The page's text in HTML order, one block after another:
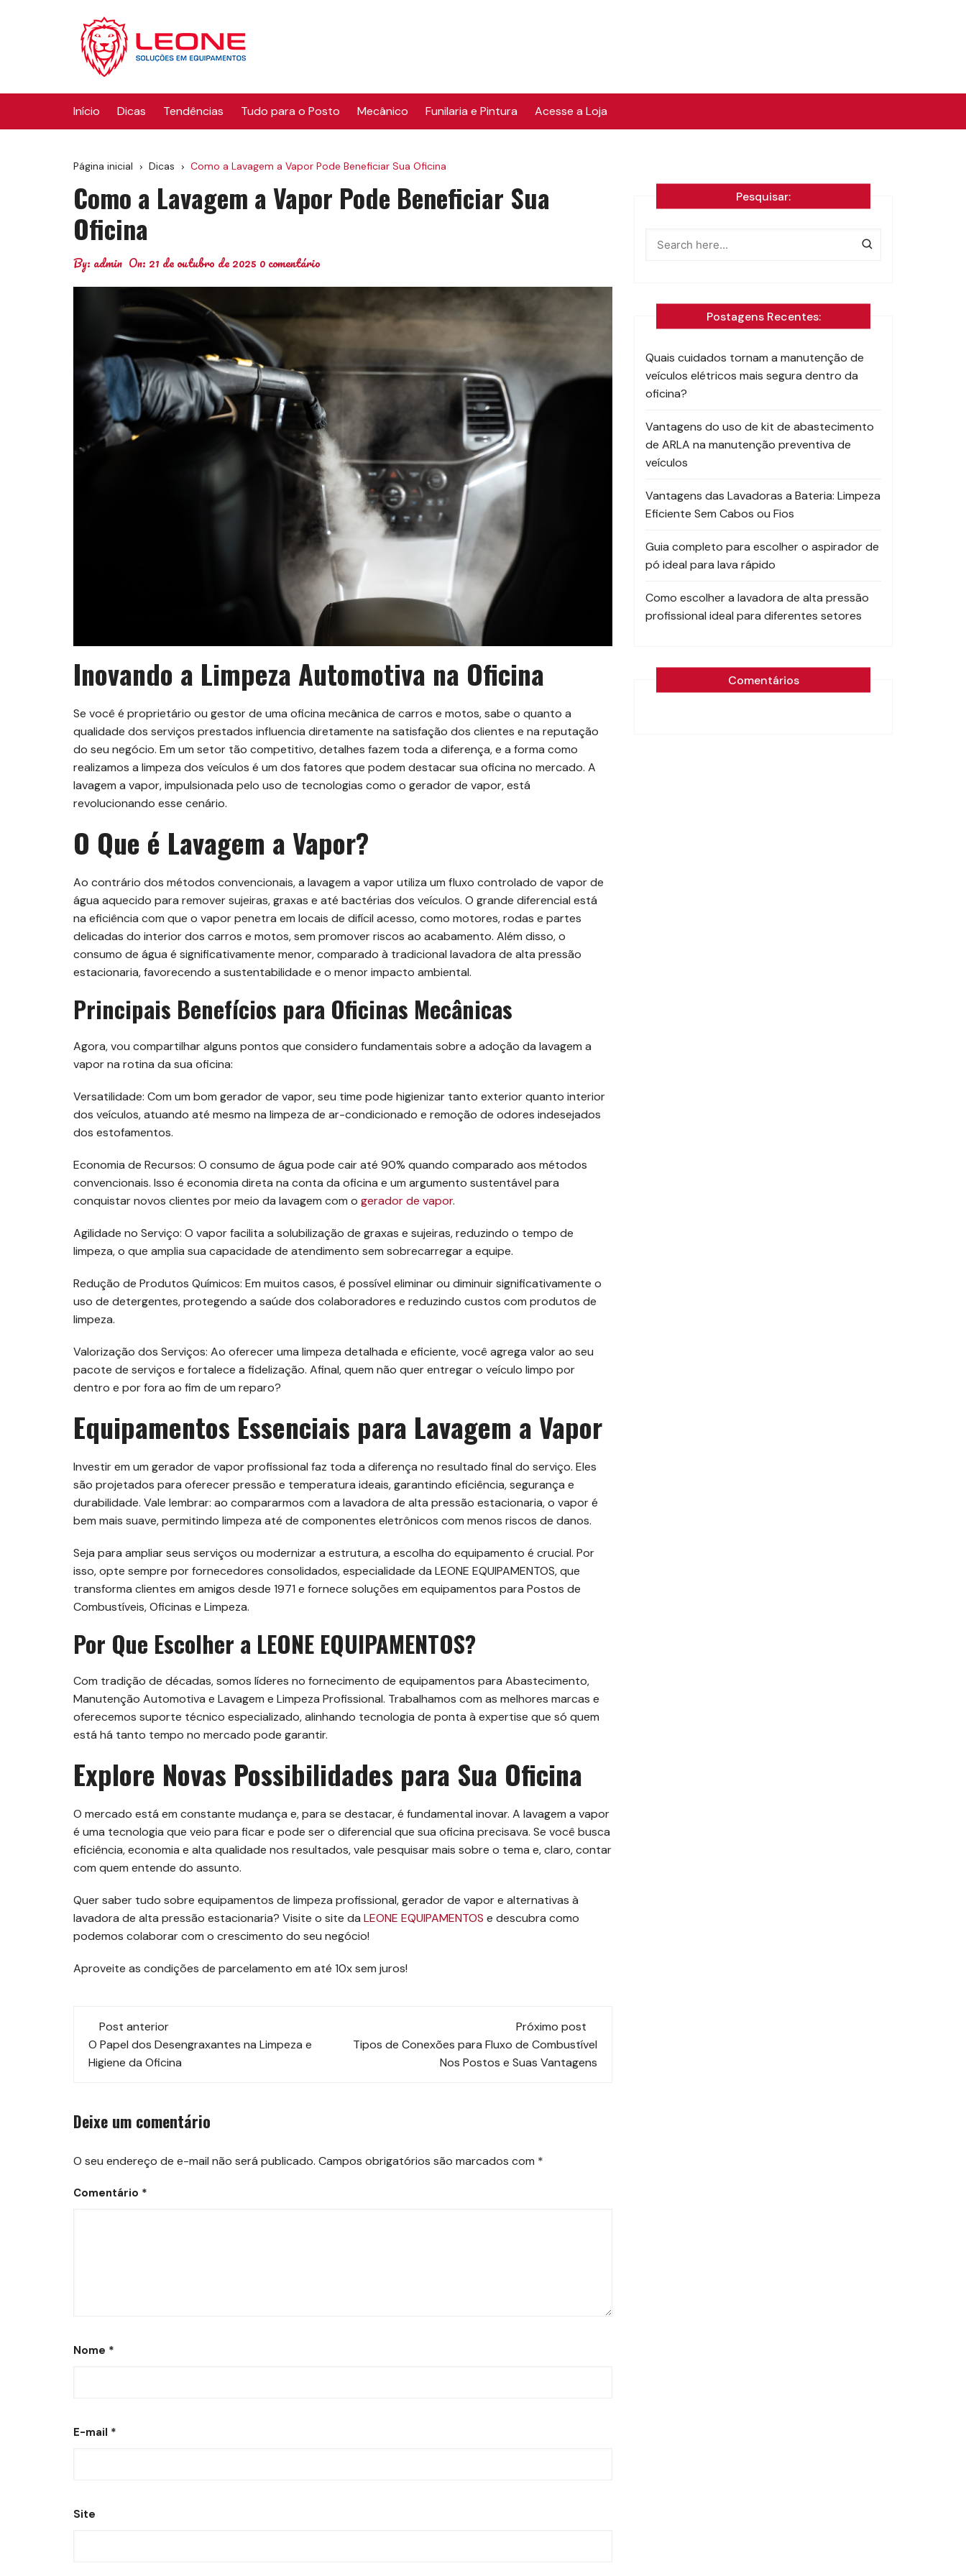
Início Dicas Tendências Tudo para o Posto Mecânico Funilaria e Pintura Acesse a Loja
Página inicial Dicas Como a Lavagem a Vapor Pode Beneficiar Sua Oficina
Como a Lavagem a Vapor Pode Beneficiar Sua
Oficina
By: admin On: 21 de outubro de 2025 0 comentário
Inovando a Limpeza Automotiva na Oficina
Se você é proprietário ou gestor de uma oficina mecânica de carros e motos, sabe o quanto a
qualidade dos serviços prestados influencia diretamente na satisfação dos clientes e na reputação
do seu negócio. Em um setor tão competitivo, detalhes fazem toda a diferença, e a forma como
realizamos a limpeza dos veículos é um dos fatores que podem destacar sua oficina no mercado. A
lavagem a vapor, impulsionada pelo uso de tecnologias como o gerador de vapor, está
revolucionando esse cenário.
O Que é Lavagem a Vapor?
Ao contrário dos métodos convencionais, a lavagem a vapor utiliza um fluxo controlado de vapor de
água aquecido para remover sujeiras, graxas e até bactérias dos veículos. O grande diferencial está
na eficiência com que o vapor penetra em locais de difícil acesso, como motores, rodas e partes
delicadas do interior dos carros e motos, sem promover riscos ao acabamento. Além disso, o
consumo de água é significativamente menor, comparado à tradicional lavadora de alta pressão
estacionaria, favorecendo a sustentabilidade e o menor impacto ambiental.
Principais Benefícios para Oficinas Mecânicas
Agora, vou compartilhar alguns pontos que considero fundamentais sobre a adoção da lavagem a
vapor na rotina da sua oficina:
Versatilidade: Com um bom gerador de vapor, seu time pode higienizar tanto exterior quanto interior
dos veículos, atuando até mesmo na limpeza de ar-condicionado e remoção de odores indesejados
dos estofamentos.
Economia de Recursos: O consumo de água pode cair até 90% quando comparado aos métodos
convencionais. Isso é economia direta na conta da oficina e um argumento sustentável para
conquistar novos clientes por meio da lavagem com o gerador de vapor.
Agilidade no Serviço: O vapor facilita a solubilização de graxas e sujeiras, reduzindo o tempo de
limpeza, o que amplia sua capacidade de atendimento sem sobrecarregar a equipe.
Redução de Produtos Químicos: Em muitos casos, é possível eliminar ou diminuir significativamente o
uso de detergentes, protegendo a saúde dos colaboradores e reduzindo custos com produtos de
limpeza.
Valorização dos Serviços: Ao oferecer uma limpeza detalhada e eficiente, você agrega valor ao seu
pacote de serviços e fortalece a fidelização. Afinal, quem não quer entregar o veículo limpo por
dentro e por fora ao fim de um reparo?
Equipamentos Essenciais para Lavagem a Vapor
Investir em um gerador de vapor profissional faz toda a diferença no resultado final do serviço. Eles
são projetados para oferecer pressão e temperatura ideais, garantindo eficiência, segurança e
durabilidade. Vale lembrar: ao compararmos com a lavadora de alta pressão estacionaria, o vapor é
bem mais suave, permitindo limpeza até de componentes eletrônicos com menos riscos de danos.
Seja para ampliar seus serviços ou modernizar a estrutura, a escolha do equipamento é crucial. Por
isso, opte sempre por fornecedores consolidados, especialidade da LEONE EQUIPAMENTOS, que
transforma clientes em amigos desde 1971 e fornece soluções em equipamentos para Postos de
Combustíveis, Oficinas e Limpeza.
Por Que Escolher a LEONE EQUIPAMENTOS?
Com tradição de décadas, somos líderes no fornecimento de equipamentos para Abastecimento,
Manutenção Automotiva e Lavagem e Limpeza Profissional. Trabalhamos com as melhores marcas e
oferecemos suporte técnico especializado, alinhando tecnologia de ponta à expertise que só quem
está há tanto tempo no mercado pode garantir.
Explore Novas Possibilidades para Sua Oficina
O mercado está em constante mudança e, para se destacar, é fundamental inovar. A lavagem a vapor
é uma tecnologia que veio para ficar e pode ser o diferencial que sua oficina precisava. Se você busca
eficiência, economia e alta qualidade nos resultados, vale pesquisar mais sobre o tema e, claro, contar
com quem entende do assunto.
Quer saber tudo sobre equipamentos de limpeza profissional, gerador de vapor e alternativas à
lavadora de alta pressão estacionaria? Visite o site da LEONE EQUIPAMENTOS e descubra como
podemos colaborar com o crescimento do seu negócio!
Aproveite as condições de parcelamento em até 10x sem juros!
Navegação
de
Post anterior
O Papel dos Desengraxantes na Limpeza e
Higiene da Oficina
Próximo post
Tipos de Conexões para Fluxo de Combustível
Nos Postos e Suas Vantagens
Deixe um comentário
O seu endereço de e-mail não será publicado. Campos obrigatórios são marcados com *
Comentário *
Nome *
E-mail *
Site
Pesquisar:
Postagens Recentes:
Quais cuidados tornam a manutenção de
veículos elétricos mais segura dentro da
oficina?
Vantagens do uso de kit de abastecimento
de ARLA na manutenção preventiva de
veículos
Vantagens das Lavadoras a Bateria: Limpeza
Eficiente Sem Cabos ou Fios
Guia completo para escolher o aspirador de
pó ideal para lava rápido
Como escolher a lavadora de alta pressão
profissional ideal para diferentes setores
Comentários